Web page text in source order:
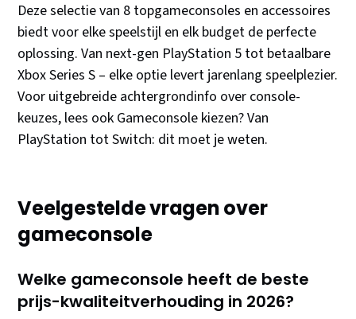
Deze selectie van 8 topgameconsoles en accessoires
biedt voor elke speelstijl en elk budget de perfecte
oplossing. Van next-gen PlayStation 5 tot betaalbare
Xbox Series S – elke optie levert jarenlang speelplezier.
Voor uitgebreide achtergrondinfo over console-
keuzes, lees ook Gameconsole kiezen? Van
PlayStation tot Switch: dit moet je weten.
Veelgestelde vragen over
gameconsole
Welke gameconsole heeft de beste
prijs-kwaliteitverhouding in 2026?